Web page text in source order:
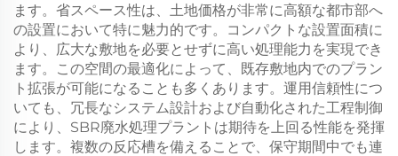
ます。省スペース性は、土地価格が非常に高額な都市部へ
の設置において特に魅力的です。コンパクトな設置面積に
より、広大な敷地を必要とせずに高い処理能力を実現でき
ます。この空間の最適化によって、既存敷地内でのプラン
ト拡張が可能になることも多くあります。運用信頼性につ
いても、冗長なシステム設計および自動化された工程制御
により、SBR廃水処理プラントは期待を上回る性能を発揮
します。複数の反応槽を備えることで、保守期間中でも連